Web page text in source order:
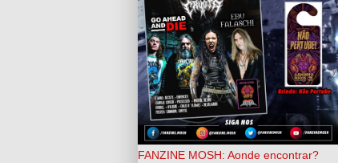
FANZINE MOSH: Aonde encontrar?